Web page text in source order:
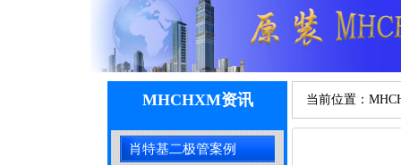
当前位置：
MHCHXM资讯
肖特基二极管案例